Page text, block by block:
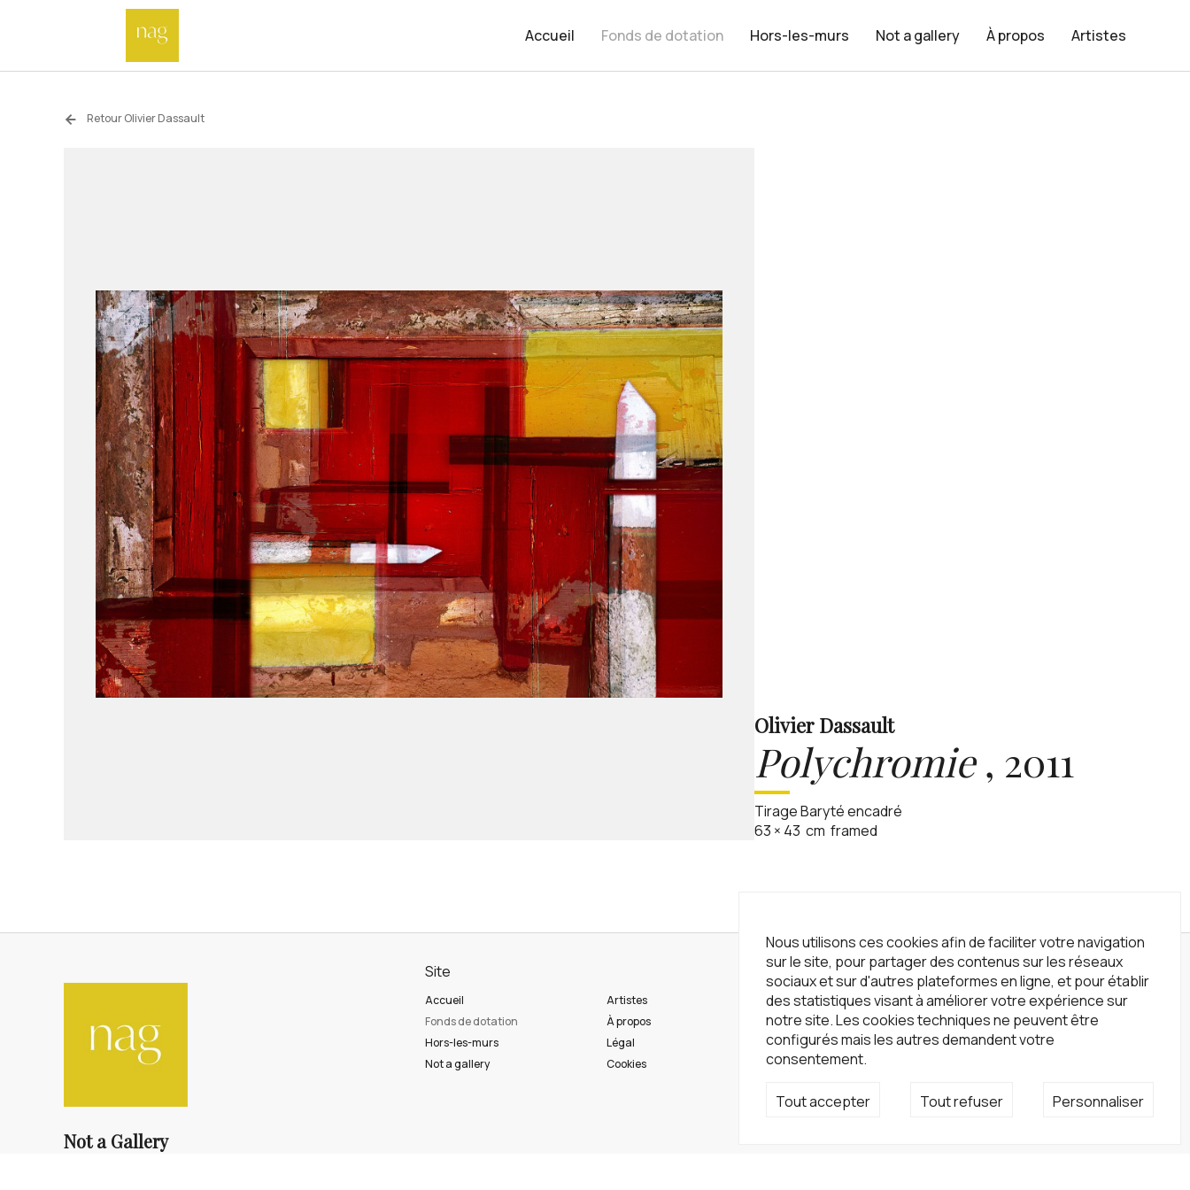
Nous utilisons ces cookies afin de faciliter votre navigation
sur le site, pour partager des contenus sur les réseaux
sociaux et sur d'autres plateformes en ligne, et pour établir
des statistiques visant à améliorer votre expérience sur
notre site. Les cookies techniques ne peuvent être
configurés mais les autres demandent votre
consentement.
Tout accepter Tout refuser Personnaliser
Accueil Fonds de dotation Hors-les-murs Not a gallery À propos Artistes
Retour Olivier Dassault
Olivier Dassault
Polychromie, 2011
Tirage Baryté encadré
63 × 43 cm framed
Not a Gallery
Site
Accueil
Fonds de dotation
Hors-les-murs
Not a gallery
Artistes
À propos
Légal
Cookies
Newsletter
Inscrivez-vous à notre newsletter !
S'inscrire
Réseaux sociaux